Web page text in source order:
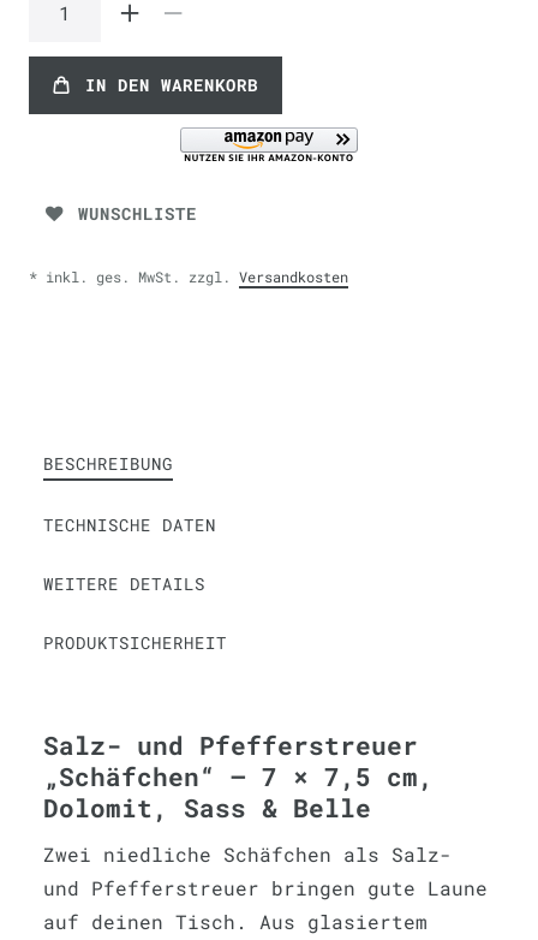
IN DEN WARENKORB
WUNSCHLISTE
* inkl. ges. MwSt. zzgl. Versandkosten
BESCHREIBUNG
TECHNISCHE DATEN
WEITERE DETAILS
PRODUKTSICHERHEIT
Salz- und Pfefferstreuer
„Schäfchen“ – 7 × 7,5 cm,
Dolomit, Sass & Belle
Zwei niedliche Schäfchen als Salz-
und Pfefferstreuer bringen gute Laune
auf deinen Tisch. Aus glasiertem